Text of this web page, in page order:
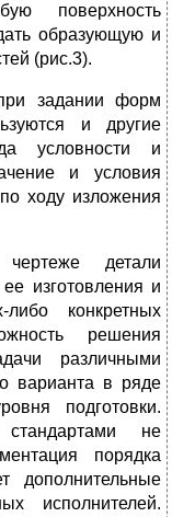
поверхность
образующую и
(рис.3).
задании форм
и другие
условности и
и условия
ходу изложения
детали
изготовления и
конкретных
решения
различными
варианта в ряде
подготовки.
не
порядка
дополнительные
исполнителей.